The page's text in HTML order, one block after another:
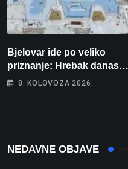
Bjelovar ide po veliko
priznanje: Hrebak danas u
Parizu predstavlja
8. KOLOVOZA 2026.
NEDAVNE OBJAVE